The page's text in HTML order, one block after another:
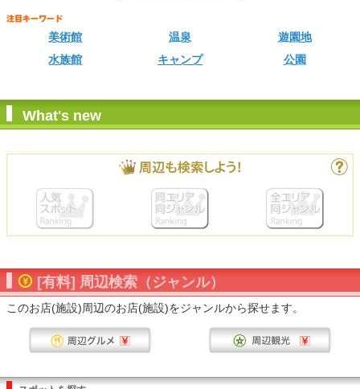
美術館 温泉
遊園地
水族館
キャンプ 公園
What's new
[有料] 周辺検索（ジャンル）
このお店(施設)周辺のお店(施設)をジャンルから探せます。